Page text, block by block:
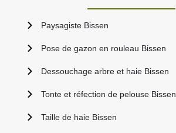
Paysagiste Bissen
Pose de gazon en rouleau Bissen
Dessouchage arbre et haie Bissen
Tonte et réfection de pelouse Bissen
Taille de haie Bissen